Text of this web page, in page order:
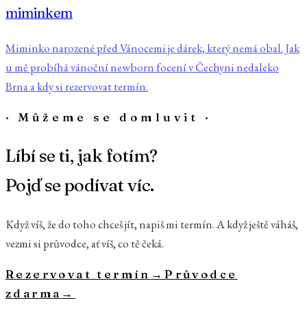
miminkem
Miminko narozené před Vánocemi je dárek, který nemá obal. Jak
u mě probíhá vánoční newborn focení v Čechyni nedaleko
Brna a kdy si rezervovat termín.
· Můžeme se domluvit ·
Líbí se ti, jak fotím?
Pojď se podívat víc.
Když víš, že do toho chceš jít, napiš mi termín. A když ještě váháš,
vezmi si průvodce, ať víš, co tě čeká.
Rezervovat termín →Průvodce
zdarma →